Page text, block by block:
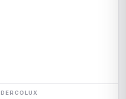
DERCOLUX